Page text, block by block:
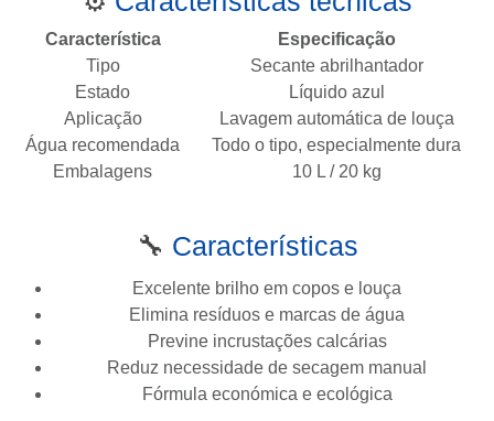
Característica
Especificação
Tipo
Secante abrilhantador
Estado
Líquido azul
Aplicação
Lavagem automática de louça
Água recomendada
Todo o tipo, especialmente dura
Embalagens
10 L / 20 kg
🔧 Características
Excelente brilho em copos e louça
Elimina resíduos e marcas de água
Previne incrustações calcárias
Reduz necessidade de secagem manual
Fórmula económica e ecológica